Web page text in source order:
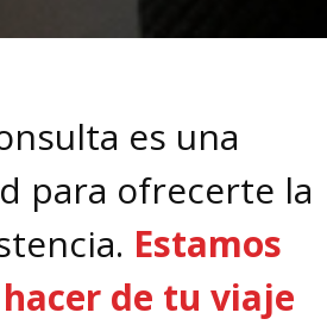
es una
para ofrecerte la
Estamos
de tu viaje